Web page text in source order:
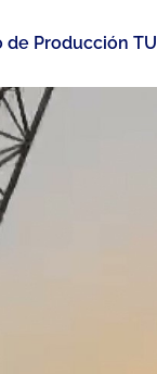
de Producción